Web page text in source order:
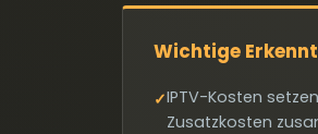
Wichtige
✓IPTV-Kosten
Zusatzkosten